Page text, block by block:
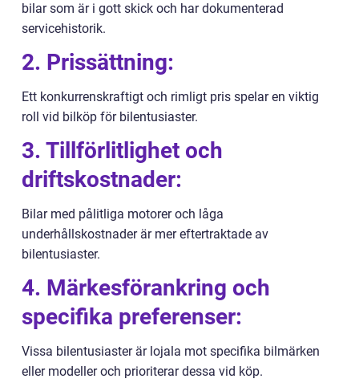
bilar som är i gott skick och har dokumenterad
servicehistorik.
2. Prissättning:
Ett konkurrenskraftigt och rimligt pris spelar en viktig
roll vid bilköp för bilentusiaster.
3. Tillförlitlighet och
driftskostnader:
Bilar med pålitliga motorer och låga
underhållskostnader är mer eftertraktade av
bilentusiaster.
4. Märkesförankring och
specifika preferenser:
Vissa bilentusiaster är lojala mot specifika bilmärken
eller modeller och prioriterar dessa vid köp.